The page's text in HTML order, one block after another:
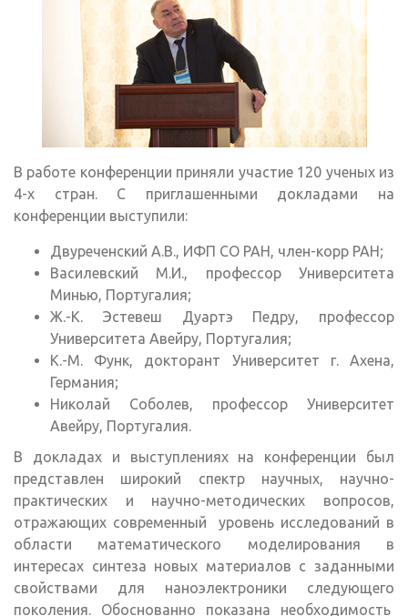
В работе конференции приняли участие 120 ученых из
4-х стран. С приглашенными докладами на
конференции выступили:
Двуреченский А.В., ИФП СО РАН, член-корр РАН;
Василевский М.И., профессор Университета
Минью, Португалия;
Ж.-К. Эстевеш Дуартэ Педру, профессор
Университета Авейру, Португалия;
К.-М. Функ, докторант Университет г. Ахена,
Германия;
Николай Соболев, профессор Университет
Авейру, Португалия.
В докладах и выступлениях на конференции был
представлен широкий спектр научных, научно-
практических и научно-методических вопросов,
отражающих современный уровень исследований в
области математического моделирования в
интересах синтеза новых материалов с заданными
свойствами для наноэлектроники следующего
поколения. Обоснованно показана необходимость